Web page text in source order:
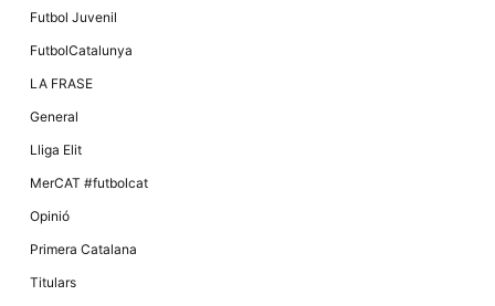
Futbol Juvenil
FutbolCatalunya
LA FRASE
General
Lliga Elit
MerCAT #futbolcat
Opinió
Primera Catalana
Titulars